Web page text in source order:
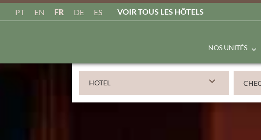
PT EN FR DE ES VOIR TOUS LES HÔTELS
NOS UNITÉS